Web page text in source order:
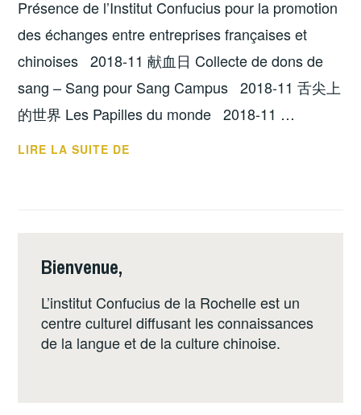
Présence de l’Institut Confucius pour la promotion
des échanges entre entreprises françaises et
chinoises 2018-11 献血日 Collecte de dons de
sang – Sang pour Sang Campus 2018-11 舌尖上
的世界 Les Papilles du monde 2018-11 …
LIRE LA SUITE DE
L’ANNÉE
2018-
19
Bienvenue,
L’institut Confucius de la Rochelle est un
centre culturel diffusant les connaissances
de la langue et de la culture chinoise.